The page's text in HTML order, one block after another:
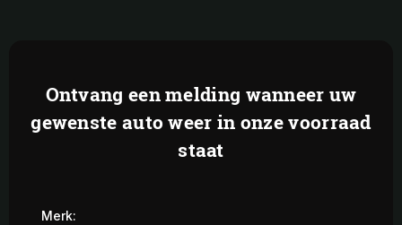
Ontvang een melding wanneer uw
gewenste auto weer in onze voorraad
staat
Merk: